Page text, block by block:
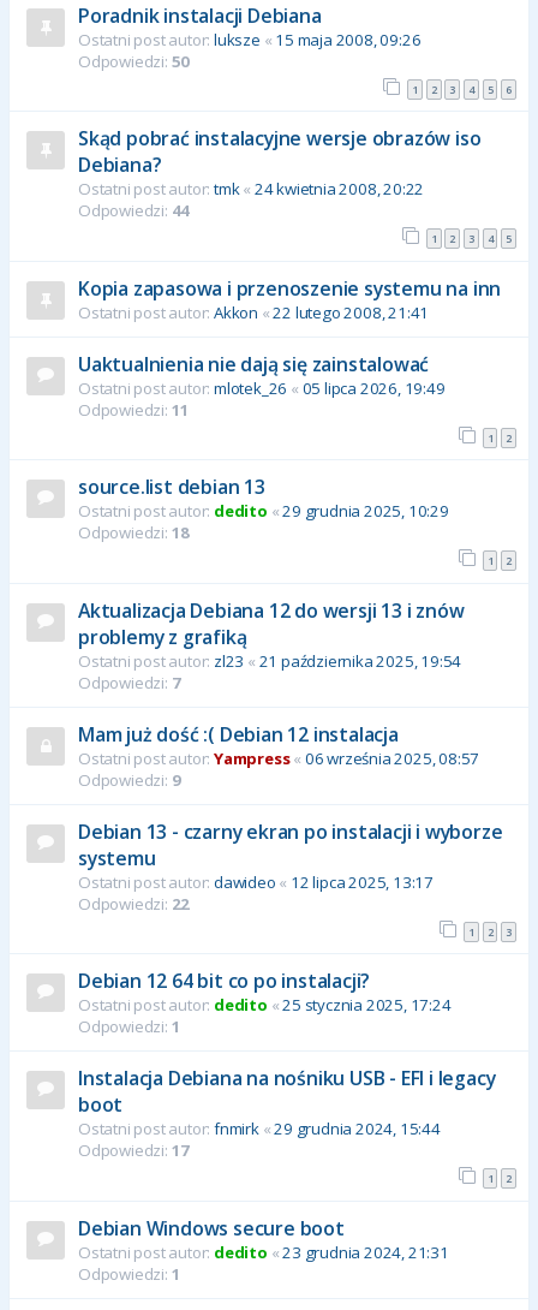
Poradnik instalacji Debiana
Ostatni post autor: luksze « 15 maja 2008, 09:26
Odpowiedzi: 50
1 2 3 4 5 6
Skąd pobrać instalacyjne wersje obrazów iso
Debiana?
Ostatni post autor: tmk« 24 kwietnia 2008, 20:22
Odpowiedzi: 44
1 2 3 4 5
Kopia zapasowa i przenoszenie systemu na inn
Ostatni post autor: Akkon «22 lutego 2008, 21:41
Uaktualnienia nie dają się zainstalować
Ostatni post autor: mlotek_26 « 05 lipca 2026, 19:49
Odpowiedzi: 11
1 2
source.list debian 13
Ostatni post autor: dedito «29 grudnia 2025, 10:29
Odpowiedzi: 18
1 2
Aktualizacja Debiana 12 do wersji 13 i znów
problemy z grafiką
Ostatni post autor: zl23 « 21 października 2025, 19:54
Odpowiedzi: 7
Mam już dość :( Debian 12 instalacja
Ostatni post autor: Yampress« 06 września 2025, 08:57
Odpowiedzi: 9
Debian 13 - czarny ekran po instalacji i wyborze
systemu
Ostatni post autor: dawideo « 12 lipca 2025, 13:17
Odpowiedzi: 22
1 2 3
Debian 12 64 bit co po instalacji?
Ostatni post autor: dedito «25 stycznia 2025, 17:24
Odpowiedzi: 1
Instalacja Debiana na nośniku USB - EFI i legacy
boot
Ostatni post autor: fnmirk«29 grudnia 2024, 15:44
Odpowiedzi: 17
1 2
Debian Windows secure boot
Ostatni post autor: dedito «23 grudnia 2024, 21:31
Odpowiedzi: 1